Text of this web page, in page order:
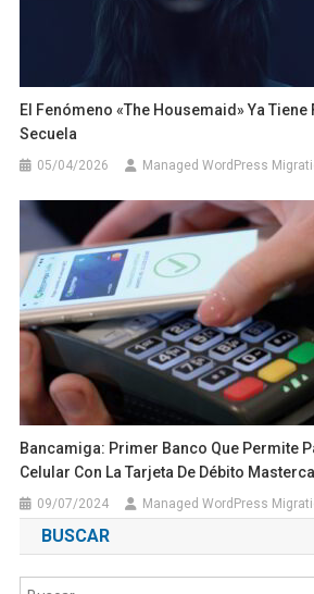
El Fenómeno «The Housemaid» Ya Tiene
Secuela
05/04/2026 Managed WordPress
Bancamiga: Primer Banco Que Permite
Celular Con La Tarjeta De Débito
09/07/2024 Managed WordPress
BUSCAR